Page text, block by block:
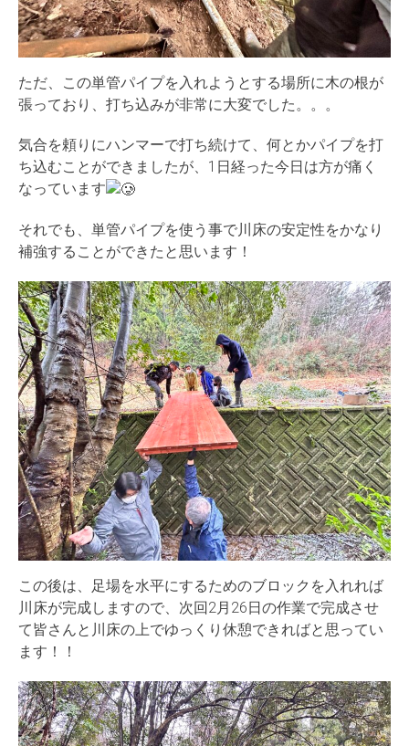
ただ、この単管パイプを入れようとする場所に木の根が
張っており、打ち込みが非常に大変でした。。。
気合を頼りにハンマーで打ち続けて、何とかパイプを打
ち込むことができましたが、1日経った今日は方が痛く
なっています
それでも、単管パイプを使う事で川床の安定性をかなり
補強することができたと思います！
この後は、足場を水平にするためのブロックを入れれば
川床が完成しますので、次回2月26日の作業で完成させ
て皆さんと川床の上でゆっくり休憩できればと思ってい
ます！！